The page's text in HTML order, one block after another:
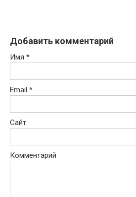
Добавить комментарий
Имя *
Email *
Сайт
Комментарий